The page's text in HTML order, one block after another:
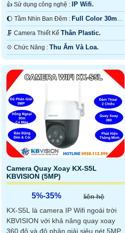
👍 Sử dụng công nghệ : IP Wifi.
🌔 Tầm Nhìn Ban Đêm : Full Color 30m
Có Màu Ban Ðêm.
🗜️ Camera Thiết Kế Thân Plastic.
️💠 Chức Năng : Thu Âm Và Loa.
Camera Quay Xoay KX-S5L
KBVISION (5MP)
5%-35%
liên hệ
KX-S5L là camera IP Wifi ngoài trời
KBVISION với khả năng quay xoay
360 độ và độ phân giải siêu nét 5MP